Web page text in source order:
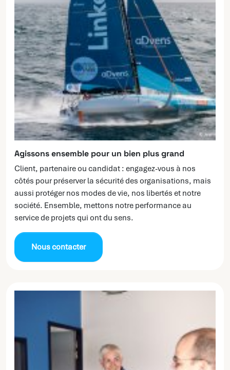
Agissons ensemble pour un bien plus grand
Client, partenaire ou candidat : engagez-vous à nos
côtés pour préserver la sécurité des organisations, mais
aussi protéger nos modes de vie, nos libertés et notre
société. Ensemble, mettons notre performance au
service de projets qui ont du sens.
Nous contacter